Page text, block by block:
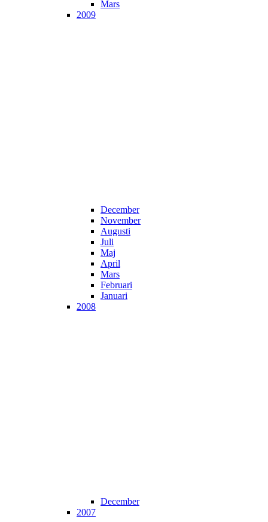
Mars
2009
December
November
Augusti
Juli
Maj
April
Mars
Februari
Januari
2008
December
2007